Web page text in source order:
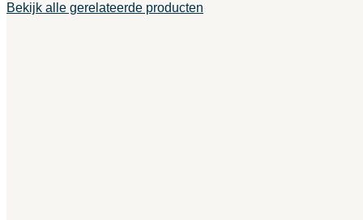
Bekijk alle gerelateerde producten